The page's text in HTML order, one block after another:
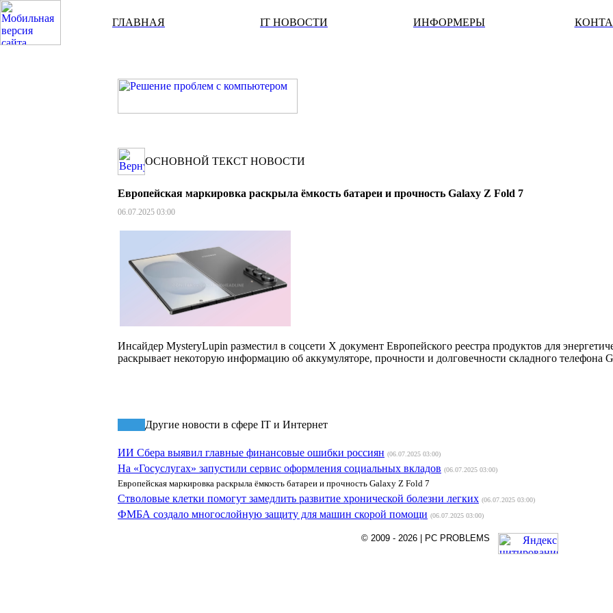
ГЛАВНАЯ IT НОВОСТИ ИНФОРМЕРЫ
ОСНОВНОЙ ТЕКСТ НОВОСТИ
Европейская маркировка раскрыла ёмкость батареи и прочность Galaxy Z Fold 7
06.07.2025 03:00
Инсайдер MysteryLupin разместил в соцсети Х документ Европейского реестра продуктов для
раскрывает некоторую информацию об аккумуляторе, прочности и долговечности складного телефона
Другие новости в сфере IT и Интернет
ИИ Сбера выявил главные финансовые ошибки россиян (06.07.2025 03:00)
На «Госуслугах» запустили сервис оформления социальных вкладов (06.07.2025 03:00)
Европейская маркировка раскрыла ёмкость батареи и прочность Galaxy Z Fold 7
Стволовые клетки помогут замедлить развитие хронической болезни легких (06.07.2025 03:00)
ФМБА создало многослойную защиту для машин скорой помощи (06.07.2025 03:00)
© 2009 - 2026 | PC PROBLEMS